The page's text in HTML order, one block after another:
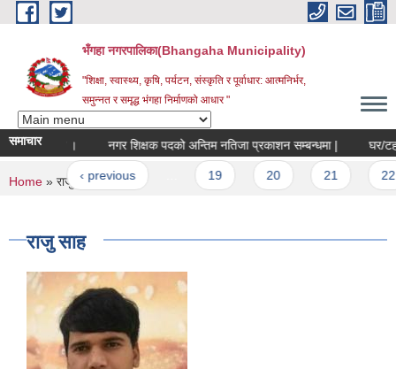
Skip to main content
भँगहा नगरपालिका(Bhangaha Municipality)
"शिक्षा, स्वास्थ्य, कृषि, पर्यटन, संस्कृति र पूर्वाधार: आत्मनिर्भर,
समुन्नत र समृद्ध भंगहा निर्माणको आधार "
समाचार
सम्बन्धमा । नगर शिक्षक पदको अन्तिम नतिजा प्रकाशन सम्बन्धमा | घर/
‹ previous
You are here
Home » राजु साह
राजु साह